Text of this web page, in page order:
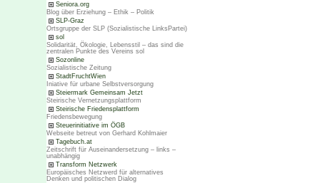
Seniora.org
Blog über Erziehung – Ethik – Politik
SLP-Graz
Ortsgruppe der SLP (Sozialistische LinksPartei)
sol
Solidarität, Ökologie, Lebensstil – das sind die
zentralen Punkte des Vereins sol
Sozonline
Sozialistische Zeitung
StadtFruchtWien
Iniative für urbane Selbstversorgung
Steiermark Gemeinsam Jetzt
Steirische Vernetzungsplattform
Steirische Friedensplattform
Friedensbewegung
Steuerinitiative im ÖGB
Webseite betreut von Gerhard Kohlmaier
Tagebuch.at
Zeitschrift für Auseinandersetzung – links –
unabhängig
Transform Netzwerk
Europäisches Netzwerd für alternatives
Denken und politischen Dialog